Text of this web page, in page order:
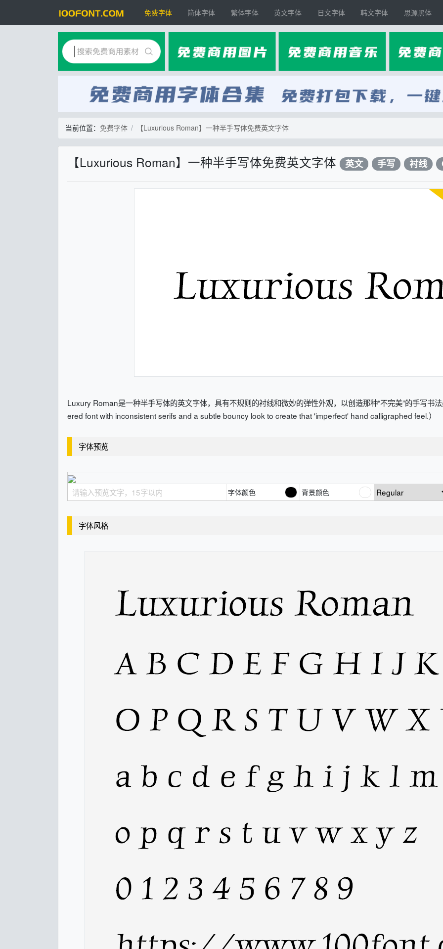
免费字体 简体字体 繁体字体 英文字体 日文字体 韩文字体 思源黑体
当前位置： 免费字体 【Luxurious Roman】一种半手写体免费英文字体
【Luxurious Roman】一种半手写体免费英文字体 英文 手写 衬线
Luxury Roman是一种半手写体的英文字体，具有不规则的衬线和微妙的弹性外观，以创造那种“不完美”的手写
ered font with inconsistent serifs and a subtle bouncy look to create that 'imperfect' hand calligraphed feel.）
字体预览
字体颜色 背景颜色
字体风格